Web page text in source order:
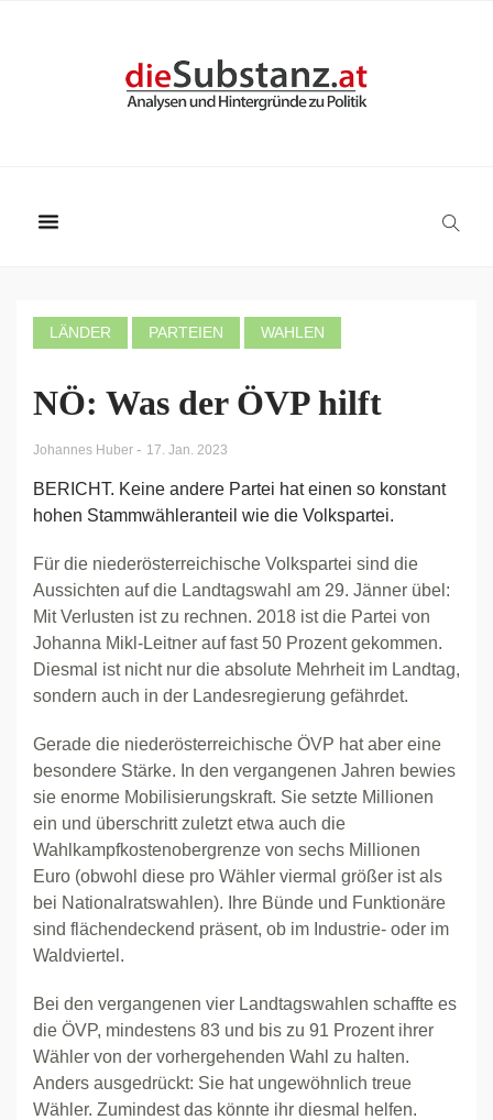
LÄNDER PARTEIEN WAHLEN
NÖ: Was der ÖVP hilft
Johannes Huber - 17. Jan. 2023
BERICHT. Keine andere Partei hat einen so konstant
hohen Stammwähleranteil wie die Volkspartei.
Für die niederösterreichische Volkspartei sind die
Aussichten auf die Landtagswahl am 29. Jänner übel:
Mit Verlusten ist zu rechnen. 2018 ist die Partei von
Johanna Mikl-Leitner auf fast 50 Prozent gekommen.
Diesmal ist nicht nur die absolute Mehrheit im Landtag,
sondern auch in der Landesregierung gefährdet.
Gerade die niederösterreichische ÖVP hat aber eine
besondere Stärke. In den vergangenen Jahren bewies
sie enorme Mobilisierungskraft. Sie setzte Millionen
ein und überschritt zuletzt etwa auch die
Wahlkampfkostenobergrenze von sechs Millionen
Euro (obwohl diese pro Wähler viermal größer ist als
bei Nationalratswahlen). Ihre Bünde und Funktionäre
sind flächendeckend präsent, ob im Industrie- oder im
Waldviertel.
Bei den vergangenen vier Landtagswahlen schaffte es
die ÖVP, mindestens 83 und bis zu 91 Prozent ihrer
Wähler von der vorhergehenden Wahl zu halten.
Anders ausgedrückt: Sie hat ungewöhnlich treue
Wähler. Zumindest das könnte ihr diesmal helfen.